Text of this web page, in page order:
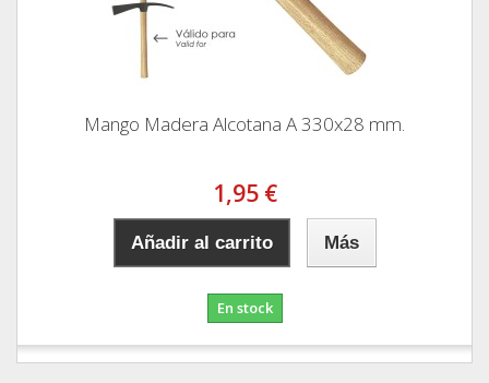
Mango Madera Alcotana A 330x28 mm.
1,95 €
Añadir al carrito Más
En stock